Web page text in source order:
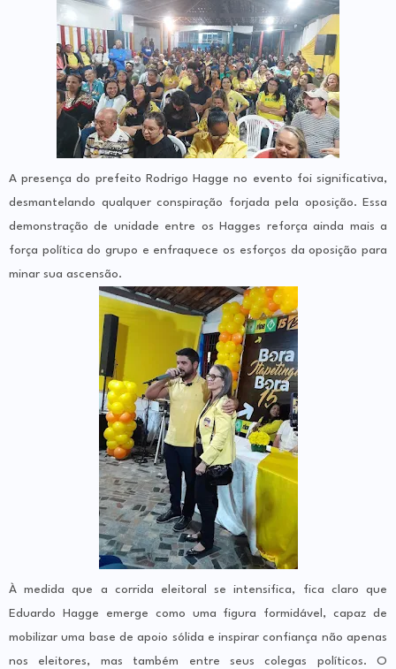
A presença do prefeito Rodrigo Hagge no evento foi significativa,
desmantelando qualquer conspiração forjada pela oposição. Essa
demonstração de unidade entre os Hagges reforça ainda mais a
força política do grupo e enfraquece os esforços da oposição para
minar sua ascensão.
À medida que a corrida eleitoral se intensifica, fica claro que
Eduardo Hagge emerge como uma figura formidável, capaz de
mobilizar uma base de apoio sólida e inspirar confiança não apenas
nos eleitores, mas também entre seus colegas políticos. O